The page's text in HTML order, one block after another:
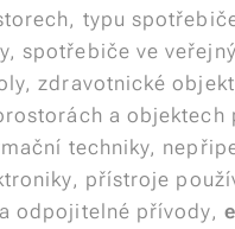
typu
spotřebiče ve
zdravotnické
a objektech
techniky,
přístroje
odpojitelné přívody,